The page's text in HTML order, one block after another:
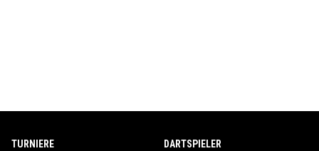
TURNIERE DARTSPIELER